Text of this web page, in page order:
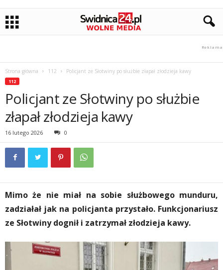
Strona główna 112 Policjant ze Słotwiny po służbie złapał złodzieja kawy
112
Policjant ze Słotwiny po służbie
złapał złodzieja kawy
16 lutego 2026 0
Mimo że nie miał na sobie służbowego munduru,
zadziałał jak na policjanta przystało. Funkcjonariusz
ze Słotwiny dognił i zatrzymał złodzieja kawy.